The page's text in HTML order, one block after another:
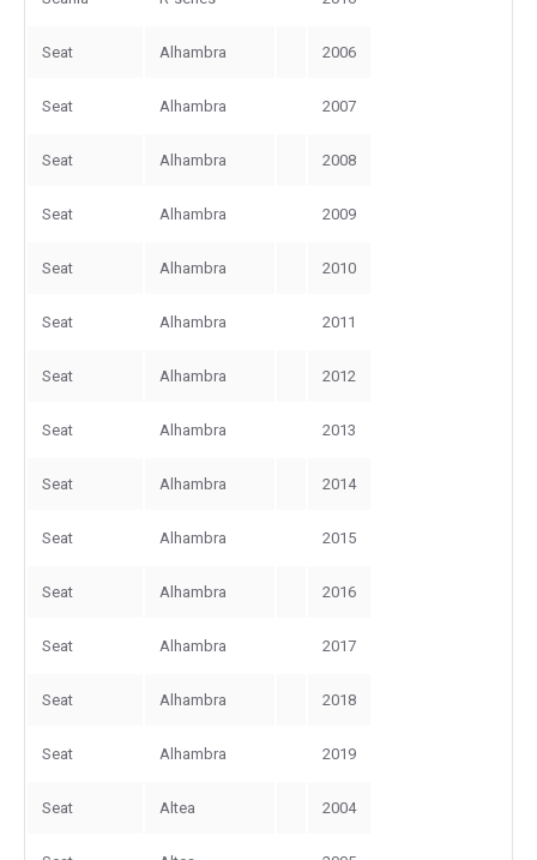
Seat Alhambra 2006
Seat Alhambra 2007
Seat Alhambra 2008
Seat Alhambra 2009
Seat Alhambra 2010
Seat Alhambra 2011
Seat Alhambra 2012
Seat Alhambra 2013
Seat Alhambra 2014
Seat Alhambra 2015
Seat Alhambra 2016
Seat Alhambra 2017
Seat Alhambra 2018
Seat Alhambra 2019
Seat Altea 2004